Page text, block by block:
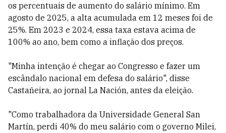
os percentuais de aumento do salário mínimo. Em
agosto de 2025, a alta acumulada em 12 meses foi de
25%. Em 2023 e 2024, essa taxa estava acima de
100% ao ano, bem como a inflação dos preços.
"Minha intenção é chegar ao Congresso e fazer um
escândalo nacional em defesa do salário", disse
Castañeira, ao jornal La Nación, antes da eleição.
"Como trabalhadora da Universidade General San
Martín, perdi 40% do meu salário com o governo Milei,